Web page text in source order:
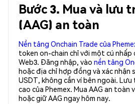
Bước 3. Mua và lưu
(AAG) an toàn
Nền tảng Onchain Trade của
token on-chain chỉ với một cú nhấp
Web3. Đăng nhập, vào nền tảng
hoặc địa chỉ hợp đồng và xác nhận
USDT, không cần ví bên ngoài.
cao của Phemex. Mua AAG an
hoặc giữ AAG ngay hôm nay.